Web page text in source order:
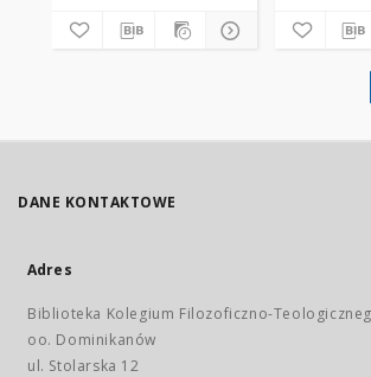
DANE KONTAKTOWE
Adres
Biblioteka Kolegium Filozoficzno-
oo. Dominikanów
ul. Stolarska 12